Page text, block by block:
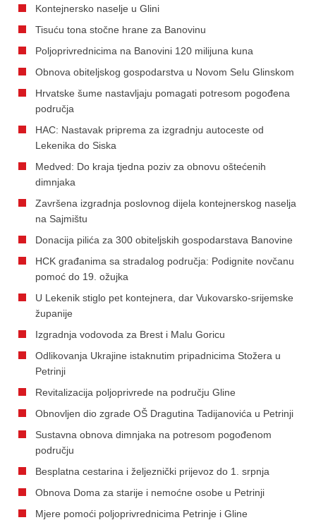
Kontejnersko naselje u Glini
Tisuću tona stočne hrane za Banovinu
Poljoprivrednicima na Banovini 120 milijuna kuna
Obnova obiteljskog gospodarstva u Novom Selu Glinskom
Hrvatske šume nastavljaju pomagati potresom pogođena
područja
HAC: Nastavak priprema za izgradnju autoceste od
Lekenika do Siska
Medved: Do kraja tjedna poziv za obnovu oštećenih
dimnjaka
Završena izgradnja poslovnog dijela kontejnerskog naselja
na Sajmištu
Donacija pilića za 300 obiteljskih gospodarstava Banovine
HCK građanima sa stradalog područja: Podignite novčanu
pomoć do 19. ožujka
U Lekenik stiglo pet kontejnera, dar Vukovarsko-srijemske
županije
Izgradnja vodovoda za Brest i Malu Goricu
Odlikovanja Ukrajine istaknutim pripadnicima Stožera u
Petrinji
Revitalizacija poljoprivrede na području Gline
Obnovljen dio zgrade OŠ Dragutina Tadijanovića u Petrinji
Sustavna obnova dimnjaka na potresom pogođenom
području
Besplatna cestarina i željeznički prijevoz do 1. srpnja
Obnova Doma za starije i nemoćne osobe u Petrinji
Mjere pomoći poljoprivrednicima Petrinje i Gline